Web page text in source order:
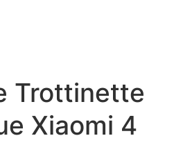
Trottinette
Xiaomi 4